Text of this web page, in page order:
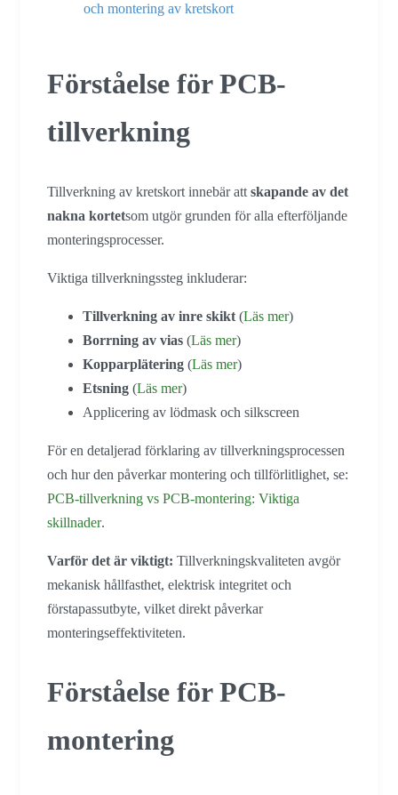
och montering av kretskort
Förståelse för PCB-
tillverkning
Tillverkning av kretskort innebär att skapande av det
nakna kortetsom utgör grunden för alla efterföljande
monteringsprocesser.
Viktiga tillverkningssteg inkluderar:
Tillverkning av inre skikt (Läs mer)
Borrning av vias (Läs mer)
Kopparplätering (Läs mer)
Etsning (Läs mer)
Applicering av lödmask och silkscreen
För en detaljerad förklaring av tillverkningsprocessen
och hur den påverkar montering och tillförlitlighet, se:
PCB-tillverkning vs PCB-montering: Viktiga
skillnader.
Varför det är viktigt: Tillverkningskvaliteten avgör
mekanisk hållfasthet, elektrisk integritet och
förstapassutbyte, vilket direkt påverkar
monteringseffektiviteten.
Förståelse för PCB-
montering